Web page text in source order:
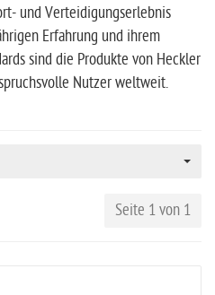
und Verteidigungserlebnis
Erfahrung und ihrem
sind die Produkte von Heckler
Nutzer weltweit.
Seite 1 von 1